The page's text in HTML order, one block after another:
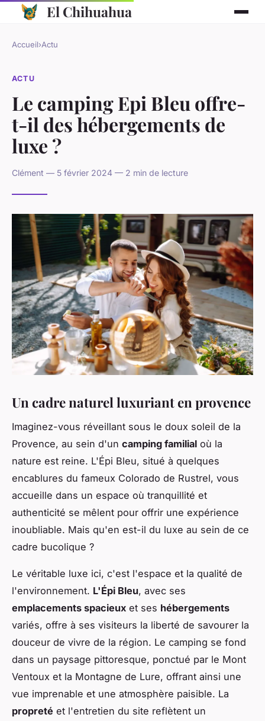
El Chihuahua
Accueil›Actu
ACTU
Le camping Epi Bleu offre-
t-il des hébergements de
luxe ?
Clément — 5 février 2024 — 2 min de lecture
Un cadre naturel luxuriant en provence
Imaginez-vous réveillant sous le doux soleil de la
Provence, au sein d'un camping familial où la
nature est reine. L'Épi Bleu, situé à quelques
encablures du fameux Colorado de Rustrel, vous
accueille dans un espace où tranquillité et
authenticité se mêlent pour offrir une expérience
inoubliable. Mais qu'en est-il du luxe au sein de ce
cadre bucolique ?
Le véritable luxe ici, c'est l'espace et la qualité de
l'environnement. L'Épi Bleu, avec ses
emplacements spacieux et ses hébergements
variés, offre à ses visiteurs la liberté de savourer la
douceur de vivre de la région. Le camping se fond
dans un paysage pittoresque, ponctué par le Mont
Ventoux et la Montagne de Lure, offrant ainsi une
vue imprenable et une atmosphère paisible. La
propreté et l'entretien du site reflètent un